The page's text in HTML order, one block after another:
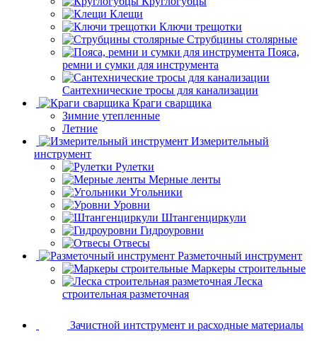
Клещи
Ключи трещотки
Струбцины столярные
Пояса,
ремни и сумки для инструмента
Сантехнические тросы для канализации
Краги сварщика
Зимние утепленные
Летние
Измерительный
инструмент
Рулетки
Мерные ленты
Угольники
Уровни
Штангенциркули
Гидроуровни
Отвесы
Разметочный инструмент
Маркеры строительные
Леска
строительная разметочная
Зачистной интструмент и расходные материалы